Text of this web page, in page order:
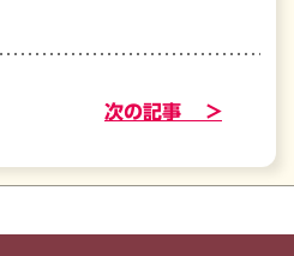
次の記事 >